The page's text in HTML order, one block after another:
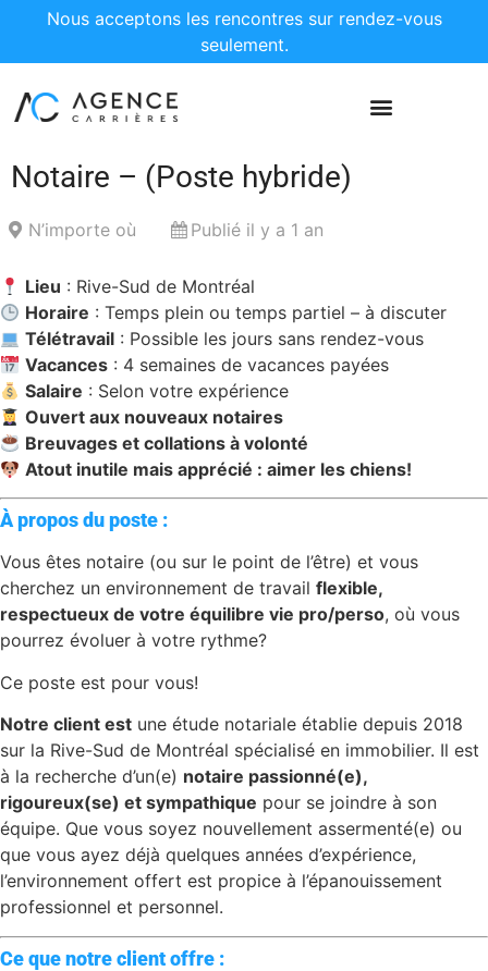
Nous acceptons les rencontres sur rendez-vous
seulement.
Notaire – (Poste hybride)
N’importe où Publié il y a 1 an
Lieu : Rive-Sud de Montréal
Horaire : Temps plein ou temps partiel – à discuter
Télétravail : Possible les jours sans rendez-vous
Vacances : 4 semaines de vacances payées
Salaire : Selon votre expérience
Ouvert aux nouveaux notaires
Breuvages et collations à volonté
Atout inutile mais apprécié : aimer les chiens!
À propos du poste :
Vous êtes notaire (ou sur le point de l’être) et vous
cherchez un environnement de travail flexible,
respectueux de votre équilibre vie pro/perso, où vous
pourrez évoluer à votre rythme?
Ce poste est pour vous!
Notre client est une étude notariale établie depuis 2018
sur la Rive-Sud de Montréal spécialisé en immobilier. Il est
à la recherche d’un(e) notaire passionné(e),
rigoureux(se) et sympathique pour se joindre à son
équipe. Que vous soyez nouvellement assermenté(e) ou
que vous ayez déjà quelques années d’expérience,
l’environnement offert est propice à l’épanouissement
professionnel et personnel.
Ce que notre client offre :